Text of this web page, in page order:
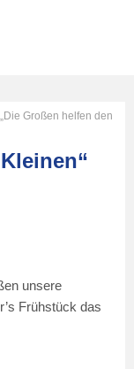
„Die Großen helfen den
unsere
Frühstück das